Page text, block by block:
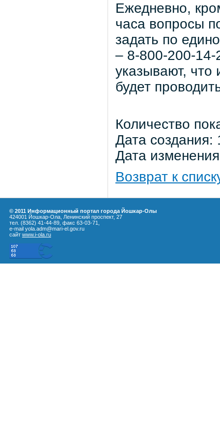
Ежедневно,
часа вопросы
задать по
– 8-800-200-
указывают, что
будет
Количество
Дата
Дата
Возврат к
© 2011 Информационный портал города Йошкар-Олы
424001 Йошкар-Ола, Ленинский проспект, 27
тел. (8362) 41-44-89, факс 63-03-71,
e-mail yola.adm@mari-el.gov.ru
сайт www.i-ola.ru